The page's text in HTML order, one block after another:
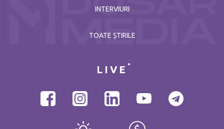
INTERVIURI
TOATE ȘTIRILE
LIVE